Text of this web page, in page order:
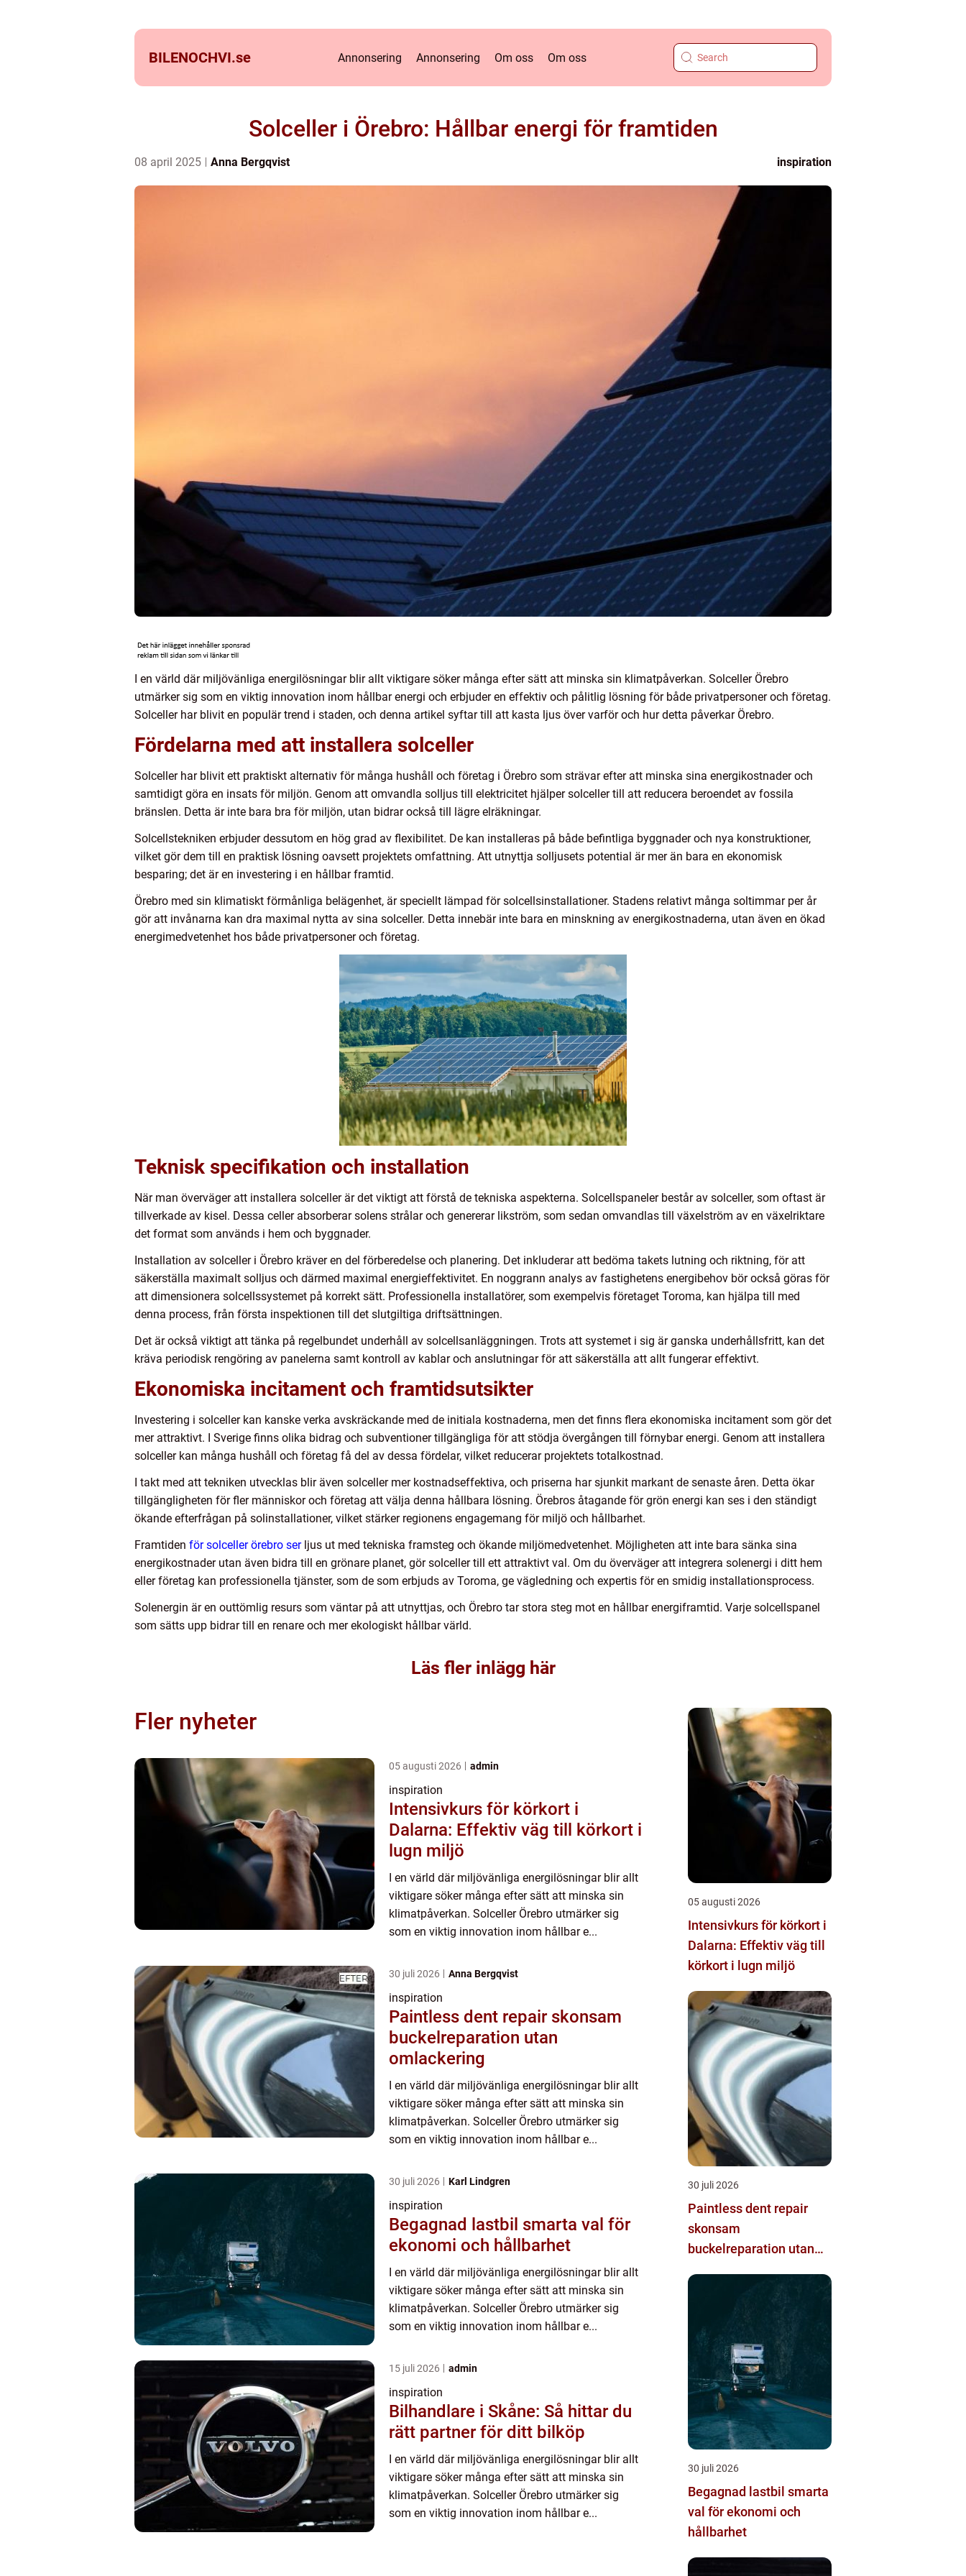
BILENOCHVI.se Annonsering Annonsering Om oss Om oss
Solceller i Örebro: Hållbar energi för framtiden
08 april 2025 Anna Bergqvist inspiration
I en värld där miljövänliga energilösningar blir allt viktigare söker många efter sätt att minska sin klimatpåverkan. Solceller Örebro
utmärker sig som en viktig innovation inom hållbar energi och erbjuder en effektiv och pålitlig lösning för både privatpersoner och företag.
Solceller har blivit en populär trend i staden, och denna artikel syftar till att kasta ljus över varför och hur detta påverkar Örebro.
Fördelarna med att installera solceller
Solceller har blivit ett praktiskt alternativ för många hushåll och företag i Örebro som strävar efter att minska sina energikostnader och
samtidigt göra en insats för miljön. Genom att omvandla solljus till elektricitet hjälper solceller till att reducera beroendet av fossila
bränslen. Detta är inte bara bra för miljön, utan bidrar också till lägre elräkningar.
Solcellstekniken erbjuder dessutom en hög grad av flexibilitet. De kan installeras på både befintliga byggnader och nya konstruktioner,
vilket gör dem till en praktisk lösning oavsett projektets omfattning. Att utnyttja solljusets potential är mer än bara en ekonomisk
besparing; det är en investering i en hållbar framtid.
Örebro med sin klimatiskt förmånliga belägenhet, är speciellt lämpad för solcellsinstallationer. Stadens relativt många soltimmar per år
gör att invånarna kan dra maximal nytta av sina solceller. Detta innebär inte bara en minskning av energikostnaderna, utan även en ökad
energimedvetenhet hos både privatpersoner och företag.
Teknisk specifikation och installation
När man överväger att installera solceller är det viktigt att förstå de tekniska aspekterna. Solcellspaneler består av solceller, som oftast är
tillverkade av kisel. Dessa celler absorberar solens strålar och genererar likström, som sedan omvandlas till växelström av en växelriktare
det format som används i hem och byggnader.
Installation av solceller i Örebro kräver en del förberedelse och planering. Det inkluderar att bedöma takets lutning och riktning, för att
säkerställa maximalt solljus och därmed maximal energieffektivitet. En noggrann analys av fastighetens energibehov bör också göras för
att dimensionera solcellssystemet på korrekt sätt. Professionella installatörer, som exempelvis företaget Toroma, kan hjälpa till med
denna process, från första inspektionen till det slutgiltiga driftsättningen.
Det är också viktigt att tänka på regelbundet underhåll av solcellsanläggningen. Trots att systemet i sig är ganska underhållsfritt, kan det
kräva periodisk rengöring av panelerna samt kontroll av kablar och anslutningar för att säkerställa att allt fungerar effektivt.
Ekonomiska incitament och framtidsutsikter
Investering i solceller kan kanske verka avskräckande med de initiala kostnaderna, men det finns flera ekonomiska incitament som gör det
mer attraktivt. I Sverige finns olika bidrag och subventioner tillgängliga för att stödja övergången till förnybar energi. Genom att installera
solceller kan många hushåll och företag få del av dessa fördelar, vilket reducerar projektets totalkostnad.
I takt med att tekniken utvecklas blir även solceller mer kostnadseffektiva, och priserna har sjunkit markant de senaste åren. Detta ökar
tillgängligheten för fler människor och företag att välja denna hållbara lösning. Örebros åtagande för grön energi kan ses i den ständigt
ökande efterfrågan på solinstallationer, vilket stärker regionens engagemang för miljö och hållbarhet.
Framtiden för solceller örebro serljus ut med tekniska framsteg och ökande miljömedvetenhet. Möjligheten att inte bara sänka sina
energikostnader utan även bidra till en grönare planet, gör solceller till ett attraktivt val. Om du överväger att integrera solenergi i ditt hem
eller företag kan professionella tjänster, som de som erbjuds av Toroma, ge vägledning och expertis för en smidig installationsprocess.
Solenergin är en outtömlig resurs som väntar på att utnyttjas, och Örebro tar stora steg mot en hållbar energiframtid. Varje solcellspanel
som sätts upp bidrar till en renare och mer ekologiskt hållbar värld.
Läs fler inlägg här
Fler nyheter
05 augusti 2026 admin
inspiration
Intensivkurs för körkort i
Dalarna: Effektiv väg till körkort i
lugn miljö
I en värld där miljövänliga energilösningar blir allt
viktigare söker många efter sätt att minska sin
klimatpåverkan. Solceller Örebro utmärker sig
som en viktig innovation inom hållbar e...
30 juli 2026 Anna Bergqvist
inspiration
Paintless dent repair skonsam
buckelreparation utan
omlackering
I en värld där miljövänliga energilösningar blir allt
viktigare söker många efter sätt att minska sin
klimatpåverkan. Solceller Örebro utmärker sig
som en viktig innovation inom hållbar e...
30 juli 2026 Karl Lindgren
inspiration
Begagnad lastbil smarta val för
ekonomi och hållbarhet
I en värld där miljövänliga energilösningar blir allt
viktigare söker många efter sätt att minska sin
klimatpåverkan. Solceller Örebro utmärker sig
som en viktig innovation inom hållbar e...
15 juli 2026 admin
inspiration
Bilhandlare i Skåne: Så hittar du
rätt partner för ditt bilköp
I en värld där miljövänliga energilösningar blir allt
viktigare söker många efter sätt att minska sin
klimatpåverkan. Solceller Örebro utmärker sig
som en viktig innovation inom hållbar e...
05 augusti 2026
Intensivkurs för körkort i
Dalarna: Effektiv väg till
körkort i lugn miljö
30 juli 2026
Paintless dent repair
skonsam
buckelreparation utan
30 juli 2026
Begagnad lastbil smarta
val för ekonomi och
hållbarhet